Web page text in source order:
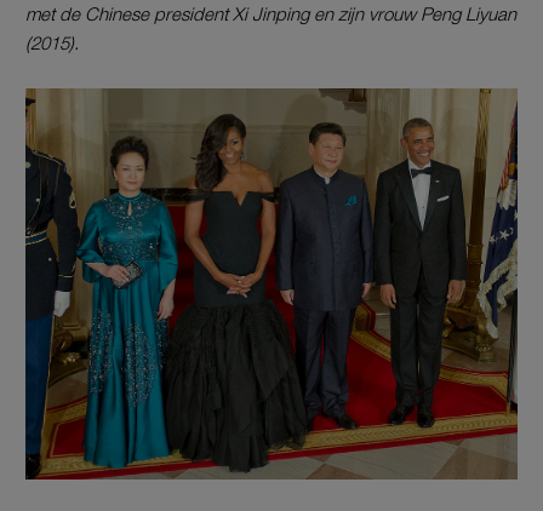
met de Chinese president Xi Jinping en zijn vrouw Peng Liyuan
(2015).